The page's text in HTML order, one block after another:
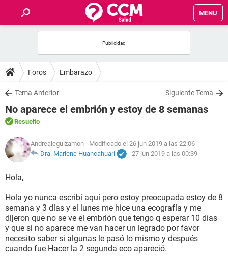
MENU
FOROS
SALUD
FAMILIA
NUTRICIÓN
SEXUALIDAD
GLOSARIO
Foros Embarazo
Tema Anterior Siguiente Tema
No aparece el embrión y estoy de 8 semanas
Resuelto
Andrealeguizamon - Modificado el 26 jun 2019 a las 22:06
Dra. Marlene Huancahuari
- 27 jun 2019 a las 00:39
Hola,
Hola yo nunca escribí aquí pero estoy preocupada estoy de 8
semana y 3 días y el lunes me hice una ecografía y me
dijeron que no se ve el embrión que tengo q esperar 10 días
y que si no aparece me van hacer un legrado por favor
necesito saber si algunas le pasó lo mismo y después
cuando fue Hacer la 2 segunda eco apareció.